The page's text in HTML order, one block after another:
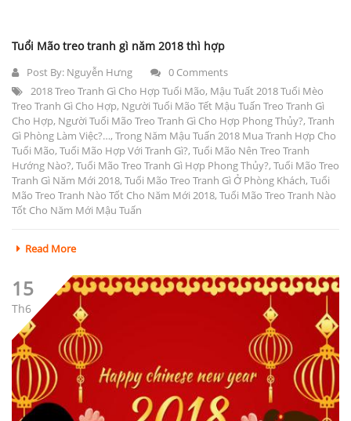
Tuổi Mão treo tranh gì năm 2018 thì hợp
Post By: Nguyễn Hưng
0 Comments
2018 Treo Tranh Gì Cho Hợp Tuổi Mão, Mậu Tuất 2018 Tuổi Mèo
Treo Tranh Gì Cho Hợp, Người Tuổi Mão Tết Mậu Tuấn Treo Tranh Gì
Cho Hợp, Người Tuổi Mão Treo Tranh Gì Cho Hợp Phong Thủy?, Tranh
Gì Phòng Làm Việc?…, Trong Năm Mậu Tuấn 2018 Mua Tranh Hợp Cho
Tuổi Mão, Tuổi Mão Hợp Với Tranh Gì?, Tuổi Mão Nên Treo Tranh
Hướng Nào?, Tuổi Mão Treo Tranh Gì Hợp Phong Thủy?, Tuổi Mão Treo
Tranh Gì Năm Mới 2018, Tuổi Mão Treo Tranh Gì Ở Phòng Khách, Tuổi
Mão Treo Tranh Nào Tốt Cho Năm Mới 2018, Tuổi Mão Treo Tranh Nào
Tốt Cho Năm Mới Mậu Tuấn
Read More
15
Th6